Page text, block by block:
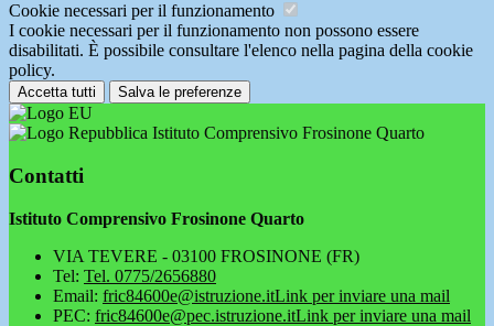
Cookie necessari per il funzionamento
I cookie necessari per il funzionamento non possono essere
disabilitati. È possibile consultare l'elenco nella pagina della cookie
policy.
Accetta tutti Salva le preferenze
Istituto Comprensivo Frosinone Quarto
Contatti
Istituto Comprensivo Frosinone Quarto
VIA TEVERE - 03100 FROSINONE (FR)
Tel: Tel. 0775/2656880
Email: fric84600e@istruzione.itLink per inviare una mail
PEC: fric84600e@pec.istruzione.itLink per inviare una mail